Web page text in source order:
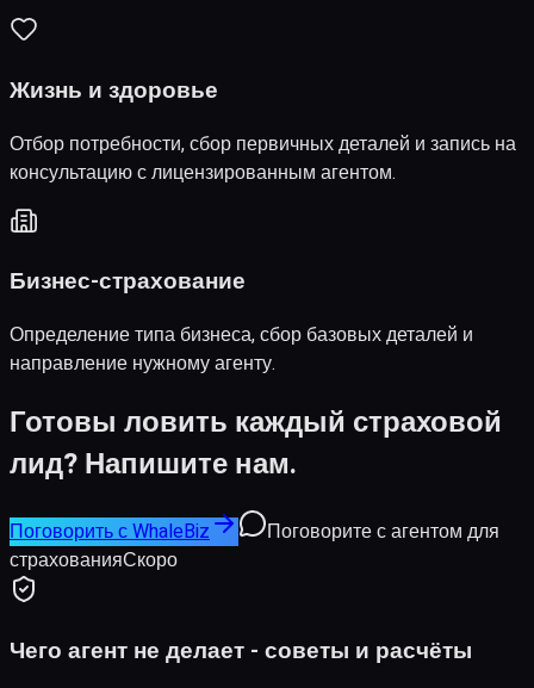
Жизнь и здоровье
Отбор потребности, сбор первичных деталей и запись на
консультацию с лицензированным агентом.
Бизнес-страхование
Определение типа бизнеса, сбор базовых деталей и
направление нужному агенту.
Готовы ловить каждый страховой
лид? Напишите нам.
Поговорить с WhaleBiz
Поговорите с агентом для
страхованияСкоро
Чего агент не делает - советы и расчёты